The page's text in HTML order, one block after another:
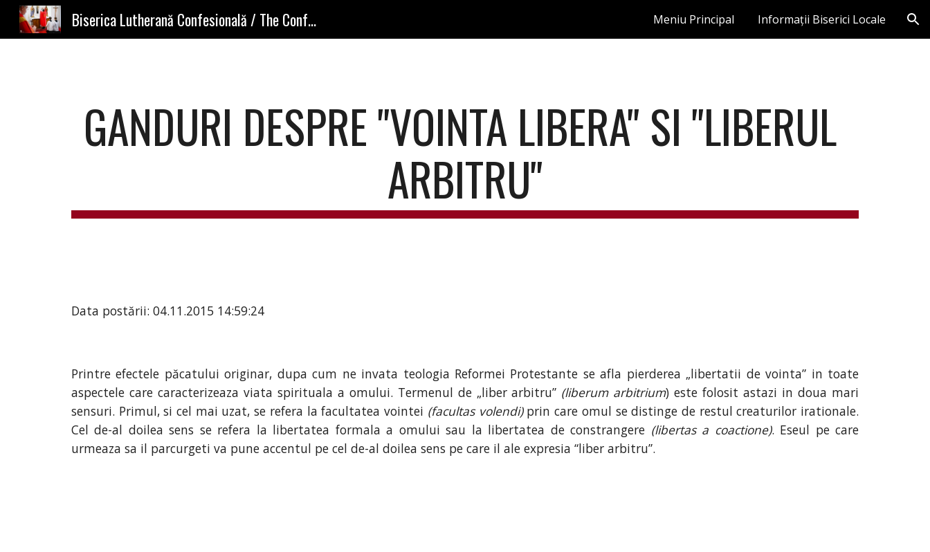
Skip to main content
Biserica Lutherană Confesională / The Confessional Lutheran Church Meniu Principal Informații Biserici Locale
GANDURI DESPRE "VOINTA LIBERA" SI "LIBERUL
ARBITRU"
Data postării: 04.11.2015 14:59:24
Printre efectele păcatului originar, dupa cum ne invata teologia Reformei Protestante se afla pierderea „libertatii de vointa” in toate
aspectele care caracterizeaza viata spirituala a omului. Termenul de „liber arbitru” (liberum arbitrium) este folosit astazi in doua mari
sensuri. Primul, si cel mai uzat, se refera la facultatea vointei (facultas volendi) prin care omul se distinge de restul creaturilor irationale.
Cel de-al doilea sens se refera la libertatea formala a omului sau la libertatea de constrangere (libertas a coactione). Eseul pe care
urmeaza sa il parcurgeti va pune accentul pe cel de-al doilea sens pe care il ale expresia “liber arbitru”.